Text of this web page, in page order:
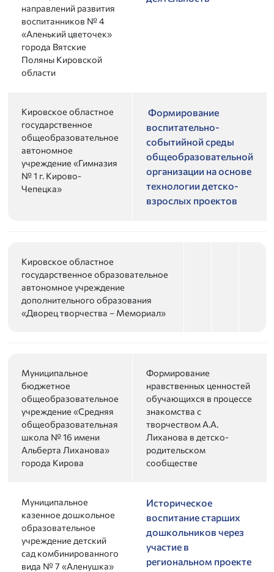
направлений развития
воспитанников № 4
«Аленький цветочек»
города Вятские
Поляны Кировской
области
Кировское областное
государственное
общеобразовательное
автономное
учреждение «Гимназия
№ 1 г. Кирово-
Чепецка»
Формирование
воспитательно-
событийной среды
общеобразовательной
организации на основе
технологии детско-
взрослых проектов
Кировское областное
государственное образовательное
автономное учреждение
дополнительного образования
«Дворец творчества – Мемориал»
Муниципальное
бюджетное
общеобразовательное
учреждение «Средняя
общеобразовательная
школа № 16 имени
Альберта Лиханова»
города Кирова
Формирование
нравственных ценностей
обучающихся в процессе
знакомства с
творчеством А.А.
Лиханова в детско-
родительском
сообществе
Муниципальное
казенное дошкольное
образовательное
учреждение детский
сад комбинированного
вида № 7 «Аленушка»
Историческое
воспитание старших
дошкольников через
участие в
региональном проекте